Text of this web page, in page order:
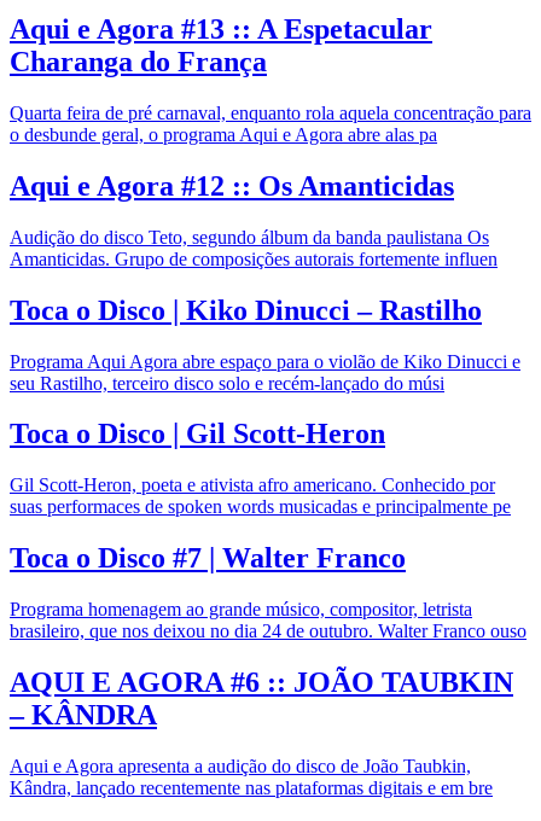
Aqui e Agora #13 :: A Espetacular
Charanga do França
Quarta feira de pré carnaval, enquanto rola aquela concentração para
o desbunde geral, o programa Aqui e Agora abre alas pa
Aqui e Agora #12 :: Os Amanticidas
Audição do disco Teto, segundo álbum da banda paulistana Os
Amanticidas. Grupo de composições autorais fortemente influen
Toca o Disco | Kiko Dinucci – Rastilho
Programa Aqui Agora abre espaço para o violão de Kiko Dinucci e
seu Rastilho, terceiro disco solo e recém-lançado do músi
Toca o Disco | Gil Scott-Heron
Gil Scott-Heron, poeta e ativista afro americano. Conhecido por
suas performaces de spoken words musicadas e principalmente pe
Toca o Disco #7 | Walter Franco
Programa homenagem ao grande músico, compositor, letrista
brasileiro, que nos deixou no dia 24 de outubro. Walter Franco ouso
AQUI E AGORA #6 :: JOÃO TAUBKIN
– KÂNDRA
Aqui e Agora apresenta a audição do disco de João Taubkin,
Kândra, lançado recentemente nas plataformas digitais e em bre